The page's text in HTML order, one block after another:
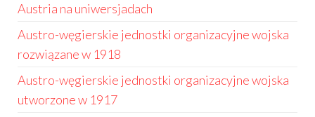
Austria na uniwersjadach
Austro-węgierskie jednostki organizacyjne wojska
rozwiązane w 1918
Austro-węgierskie jednostki organizacyjne wojska
utworzone w 1917